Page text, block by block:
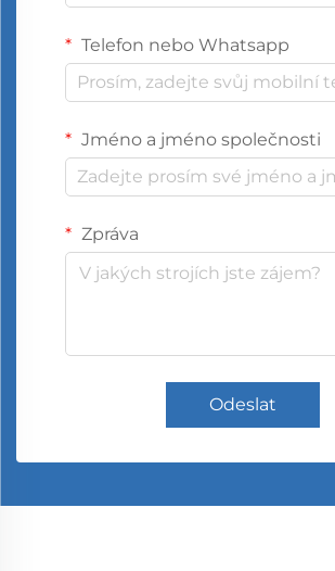
Telefon nebo Whatsapp
Jméno a jméno společnosti
Zpráva
Odeslat